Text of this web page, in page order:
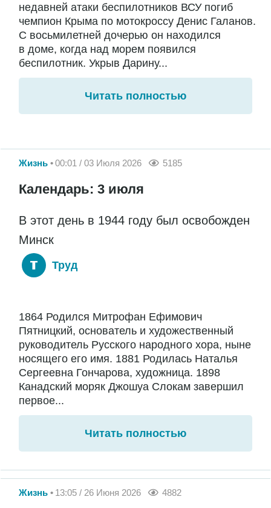
недавней атаки беспилотников ВСУ погиб
чемпион Крыма по мотокроссу Денис Галанов.
С восьмилетней дочерью он находился
в доме, когда над морем появился
беспилотник. Укрыв Дарину...
Читать полностью
Жизнь 00:01 / 03 Июля 2026 5185
Календарь: 3 июля
В этот день в 1944 году был освобожден
Минск
Труд
1864 Родился Митрофан Ефимович
Пятницкий, основатель и художественный
руководитель Русского народного хора, ныне
носящего его имя. 1881 Родилась Наталья
Сергеевна Гончарова, художница. 1898
Канадский моряк Джошуа Слокам завершил
первое...
Читать полностью
Жизнь 13:05 / 26 Июня 2026 4882